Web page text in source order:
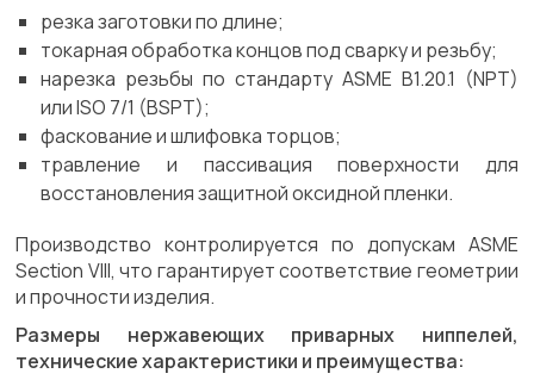
резка заготовки по длине;
токарная обработка концов под сварку и резьбу;
нарезка резьбы по стандарту ASME B1.20.1 (NPT)
или ISO 7/1 (BSPT);
фаскование и шлифовка торцов;
травление и пассивация поверхности для
восстановления защитной оксидной пленки.
Производство контролируется по допускам ASME
Section VIII, что гарантирует соответствие геометрии
и прочности изделия.
Размеры нержавеющих приварных ниппелей,
технические характеристики и преимущества: